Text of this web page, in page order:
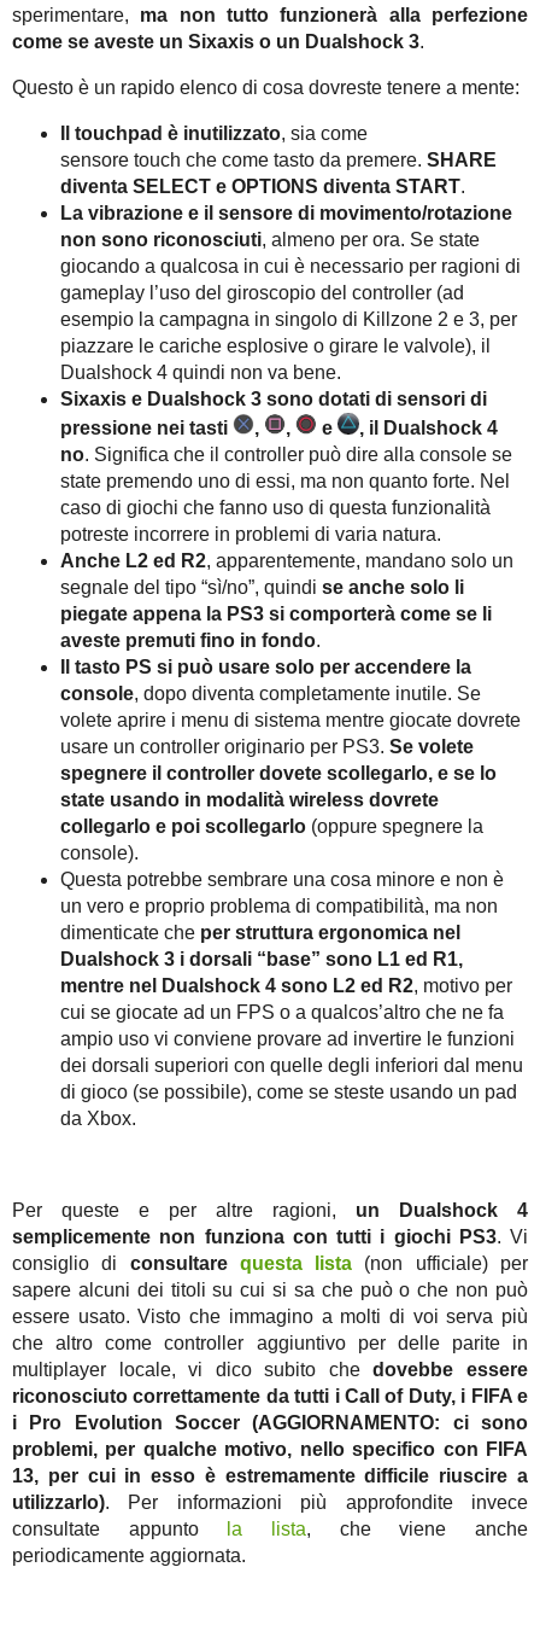
sperimentare, ma non tutto funzionerà alla perfezione
come se aveste un Sixaxis o un Dualshock 3.
Questo è un rapido elenco di cosa dovreste tenere a mente:
Il touchpad è inutilizzato, sia come
sensore touch che come tasto da premere. SHARE
diventa SELECT e OPTIONS diventa START.
La vibrazione e il sensore di movimento/rotazione
non sono riconosciuti, almeno per ora. Se state
giocando a qualcosa in cui è necessario per ragioni di
gameplay l’uso del giroscopio del controller (ad
esempio la campagna in singolo di Killzone 2 e 3, per
piazzare le cariche esplosive o girare le valvole), il
Dualshock 4 quindi non va bene.
Sixaxis e Dualshock 3 sono dotati di sensori di
pressione nei tasti
, , ​ e
, il Dualshock 4
no. Significa che il controller può dire alla console se
state premendo uno di essi, ma non quanto forte. Nel
caso di giochi che fanno uso di questa funzionalità
potreste incorrere in problemi di varia natura.
Anche L2 ed R2, apparentemente, mandano solo un
segnale del tipo “sì/no”, quindi se anche solo li
piegate appena la PS3 si comporterà come se li
aveste premuti fino in fondo.
Il tasto PS si può usare solo per accendere la
console, dopo diventa completamente inutile. Se
volete aprire i menu di sistema mentre giocate dovrete
usare un controller originario per PS3. Se volete
spegnere il controller dovete scollegarlo, e se lo
state usando in modalità wireless dovrete
collegarlo e poi scollegarlo (oppure spegnere la
console).
Questa potrebbe sembrare una cosa minore e non è
un vero e proprio problema di compatibilità, ma non
dimenticate che per struttura ergonomica nel
Dualshock 3 i dorsali “base” sono L1 ed R1,
mentre nel Dualshock 4 sono L2 ed R2, motivo per
cui se giocate ad un FPS o a qualcos’altro che ne fa
ampio uso vi conviene provare ad invertire le funzioni
dei dorsali superiori con quelle degli inferiori dal menu
di gioco (se possibile), come se steste usando un pad
da Xbox.
Per queste e per altre ragioni, un Dualshock 4
semplicemente non funziona con tutti i giochi PS3. Vi
consiglio di consultare questa lista (non ufficiale) per
sapere alcuni dei titoli su cui si sa che può o che non può
essere usato. Visto che immagino a molti di voi serva più
che altro come controller aggiuntivo per delle parite in
multiplayer locale, vi dico subito chedovebbe essere
riconosciuto correttamente da tutti i Call of Duty, i FIFA e
i Pro Evolution Soccer (AGGIORNAMENTO: ci sono
problemi, per qualche motivo, nello specifico con FIFA
13, per cui in esso è estremamente difficile riuscire a
utilizzarlo). Per informazioni più approfondite invece
consultate appunto
la lista, che viene anche
periodicamente aggiornata.